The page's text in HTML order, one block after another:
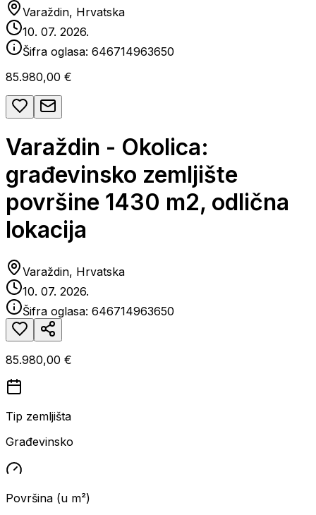
Varaždin, Hrvatska
10. 07. 2026.
Šifra oglasa: 646714963650
85.980,00 €
Varaždin - Okolica:
građevinsko zemljište
površine 1430 m2, odlična
lokacija
Varaždin, Hrvatska
10. 07. 2026.
Šifra oglasa: 646714963650
85.980,00 €
Tip zemljišta
Građevinsko
Površina (u m²)